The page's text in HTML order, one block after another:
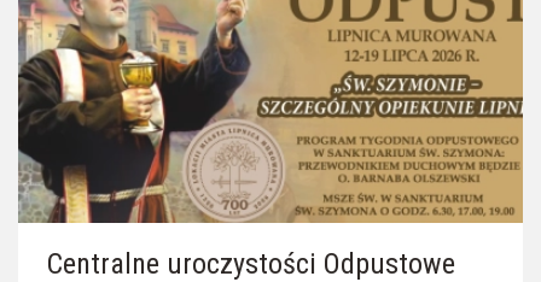
Centralne uroczystości Odpustowe